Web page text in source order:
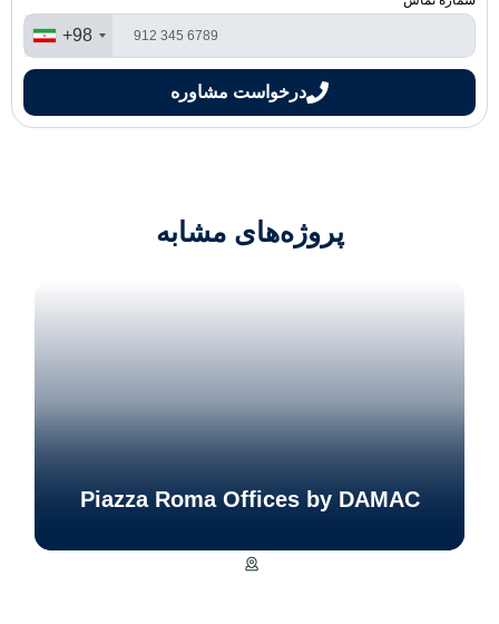
+98
درخواست مشاوره
پروژه‌های مشابه
Piazza Roma Offices by DAMAC